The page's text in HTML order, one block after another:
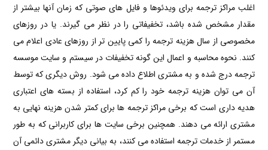
اغلب مراکز ترجمه برای ویدئوها و فایل های صوتی که زمان آنها بیشتر از
مقدار مشخص شده باشد، تخفیفاتی را در نظر می گیرند. یا در روزهای
مخصوصی از سال هزینه ترجمه را کمی پایین تر از روزهای عادی اعلام می
کنند. نحوه محاسبه و اعمال این گونه تخفیفات در سیستم و سایت موسسه
ترجمه درج شده و به مشتری اطلاع داده می شود. روش دیگری که توسط
آن می توان هزینه ترجمه خود را کم کرد، استفاده از بسته های اعتباری
هدیه داری است که برخی مراکز ترجمه ها برای کمتر شدن هزینه نهایی به
مشتری ارائه می دهند. همچنین برخی سایت ها برای کاربرانی که به طور
مستمر از خدمات ترجمه استفاده می کنند، به بیانی دیگر مشتری دائمی آن